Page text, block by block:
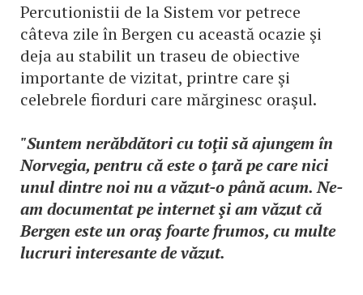
Percutionistii de la Sistem vor petrece
câteva zile în Bergen cu această ocazie şi
deja au stabilit un traseu de obiective
importante de vizitat, printre care şi
celebrele fiorduri care mărginesc oraşul.
"Suntem nerăbdători cu toţii să ajungem în
Norvegia, pentru că este o ţară pe care nici
unul dintre noi nu a văzut-o până acum. Ne-
am documentat pe internet şi am văzut că
Bergen este un oraş foarte frumos, cu multe
lucruri interesante de văzut.